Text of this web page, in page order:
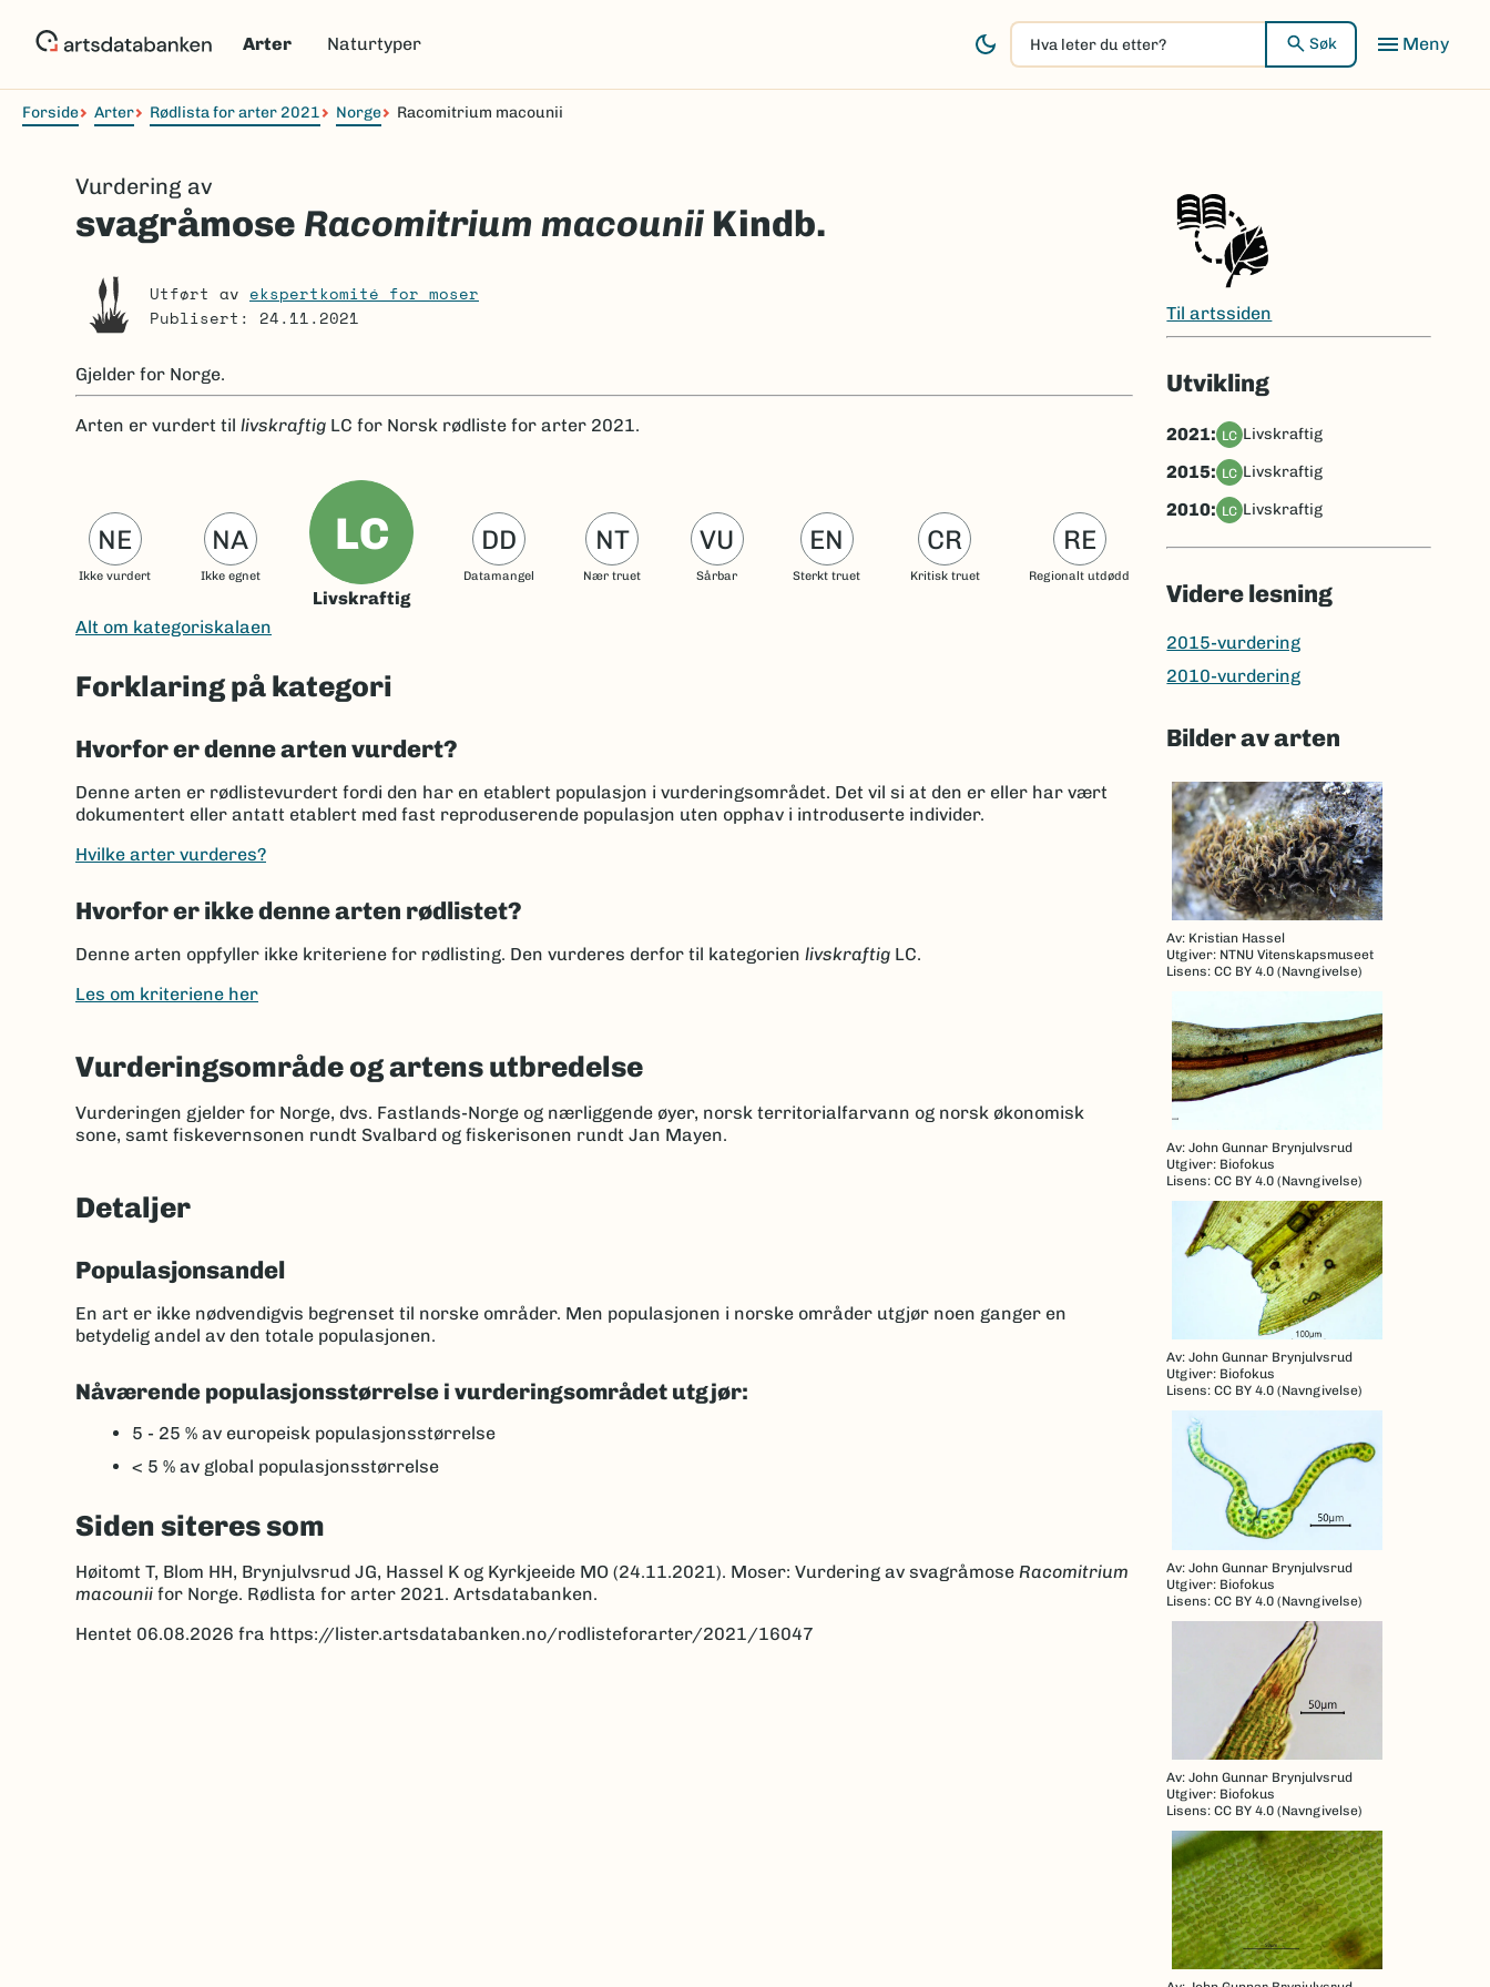
Arter Naturtyper
Hva
leter
du
Søk Meny
Navigasjonssti
Forside Arter Rødlista for arter 2021 Norge Racomitrium macounii
Vurdering av
svagråmose Racomitrium macounii Kindb.
Utført av ekspertkomité for moser
Publisert: 24.11.2021
Gjelder for Norge.
Arten er vurdert til livskraftig LC for Norsk rødliste for arter 2021.
NE
Ikke vurdert
NA
Ikke egnet
LC
Livskraftig
DD
Datamangel
NT
Nær truet
VU
Sårbar
EN
Sterkt truet
CR
Kritisk truet
RE
Regionalt utdødd
Alt om kategoriskalaen
Forklaring på kategori
Hvorfor er denne arten vurdert?
Denne arten er rødlistevurdert fordi den har en etablert populasjon i vurderingsområdet. Det vil si at den er eller har vært
dokumentert eller antatt etablert med fast reproduserende populasjon uten opphav i introduserte individer.
Hvilke arter vurderes?
Hvorfor er ikke denne arten rødlistet?
Denne arten oppfyller ikke kriteriene for rødlisting. Den vurderes derfor til kategorien livskraftig LC.
Les om kriteriene her
Vurderingsområde og artens utbredelse
Vurderingen gjelder for Norge, dvs. Fastlands-Norge og nærliggende øyer, norsk territorialfarvann og norsk økonomisk
sone, samt fiskevernsonen rundt Svalbard og fiskerisonen rundt Jan Mayen.
Detaljer
Populasjonsandel
En art er ikke nødvendigvis begrenset til norske områder. Men populasjonen i norske områder utgjør noen ganger en
betydelig andel av den totale populasjonen.
Nåværende populasjonsstørrelse i vurderingsområdet utgjør:
5 - 25 % av europeisk populasjonsstørrelse
< 5 % av global populasjonsstørrelse
Siden siteres som
Høitomt T, Blom HH, Brynjulvsrud JG, Hassel K og Kyrkjeeide MO (24.11.2021). Moser: Vurdering av svagråmose Racomitrium
macounii for Norge. Rødlista for arter 2021. Artsdatabanken.
Hentet 06.08.2026 fra https://lister.artsdatabanken.no/rodlisteforarter/2021/16047
Til artssiden
Utvikling
2021: LC livskraftig
2015: LC livskraftig
2010: LC livskraftig
Videre lesning
2015-vurdering
2010-vurdering
Bilder av arten
Av: Kristian Hassel
Utgiver: NTNU Vitenskapsmuseet
Lisens: CC BY 4.0 (Navngivelse)
Av: John Gunnar Brynjulvsrud
Utgiver: Biofokus
Lisens: CC BY 4.0 (Navngivelse)
Av: John Gunnar Brynjulvsrud
Utgiver: Biofokus
Lisens: CC BY 4.0 (Navngivelse)
Av: John Gunnar Brynjulvsrud
Utgiver: Biofokus
Lisens: CC BY 4.0 (Navngivelse)
Av: John Gunnar Brynjulvsrud
Utgiver: Biofokus
Lisens: CC BY 4.0 (Navngivelse)